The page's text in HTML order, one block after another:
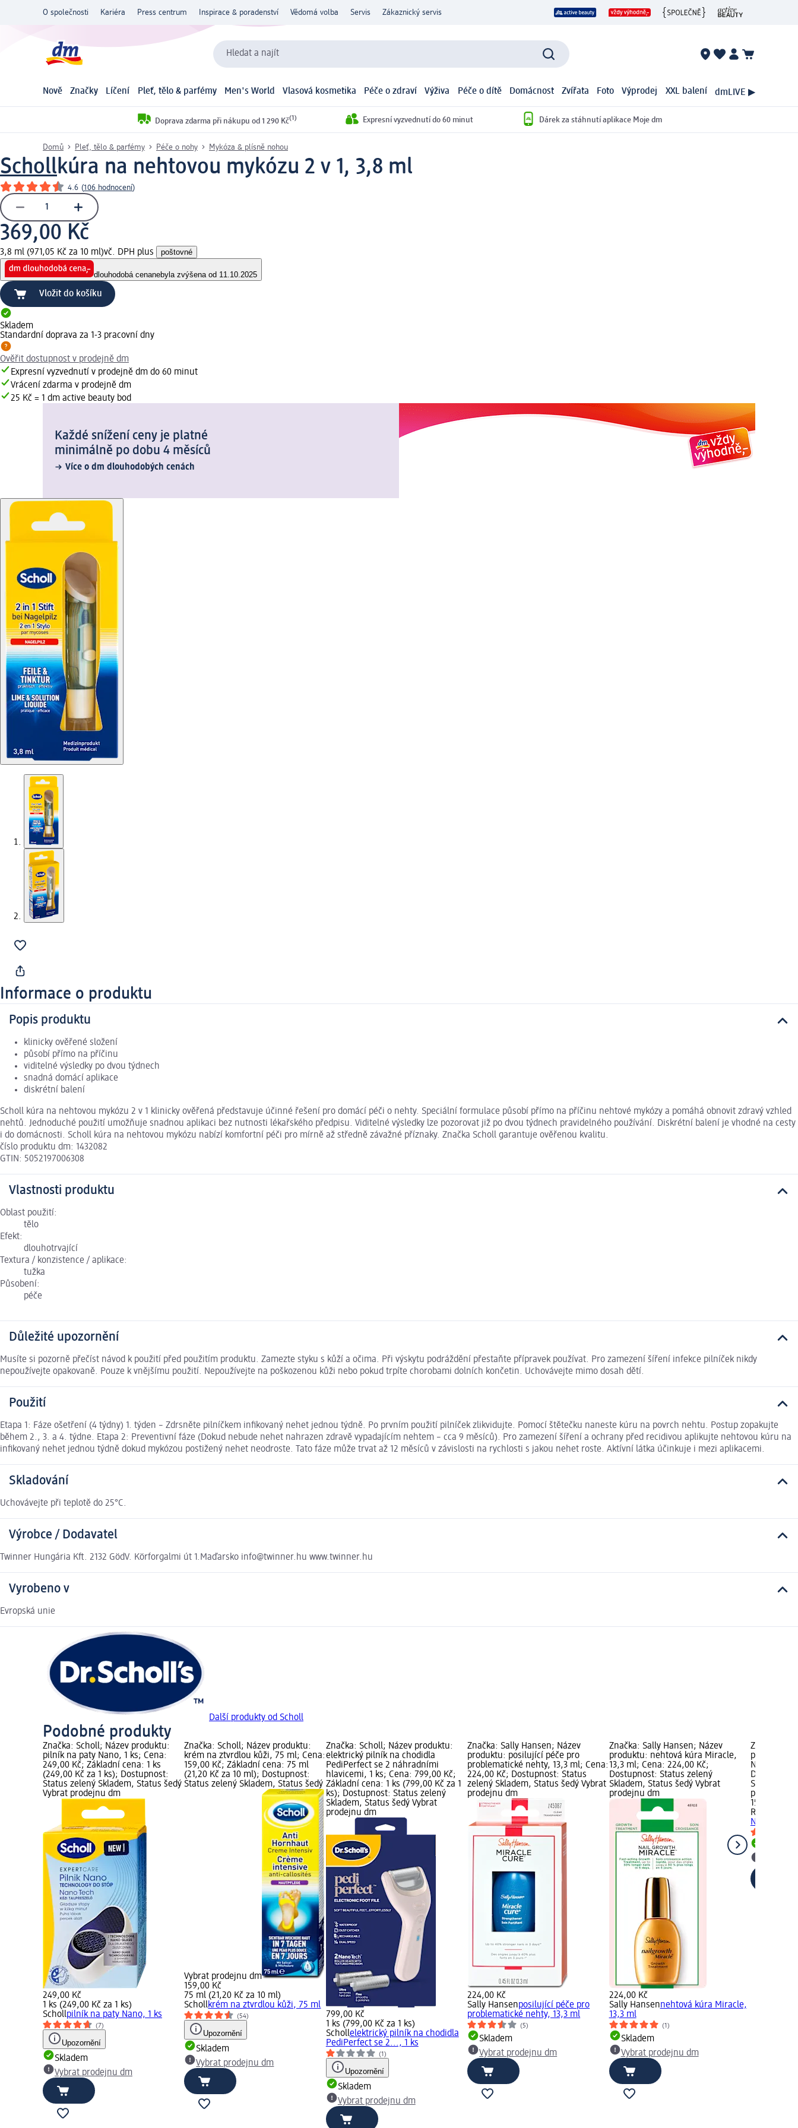
O společnosti Kariéra Press centrum Inspirace & poradenství Vědomá volba Servis Zákaznický servis
Hledat a najít
Nově Značky Líčení Pleť, tělo & parfémy Men's World Vlasová kosmetika Péče o zdraví Výživa Péče o dítě Domácnost Zvířata Foto Výprodej XXL balení dmLIVE ▶
Doprava zdarma při nákupu od 1 290 Kč(1) Expresní vyzvednutí do 60 minut Dárek za stáhnutí aplikace Moje dm
Domů Pleť, tělo & parfémy Péče o nohy Mykóza & plísně nohou
Schollkúra na nehtovou mykózu 2 v 1, 3,8 ml
4.6 (106 hodnocení)
369,00 Kč
3,8 ml (971,05 Kč za 10 ml)vč. DPH plus poštovné
dlouhodobá cenanebyla zvýšena od 11.10.2025
Vložit do košíku
Skladem
Standardní doprava za 1-3 pracovní dny
Ověřit dostupnost v prodejně dm
Expresní vyzvednutí v prodejně dm do 60 minut
Vrácení zdarma v prodejně dm
25 Kč = 1 dm active beauty bod
Každé snížení ceny je platné
minimálně po dobu 4 měsíců
Více o dm dlouhodobých cenách
Informace o produktu
Popis produktu
klinicky ověřené složení
působí přímo na příčinu
viditelné výsledky po dvou týdnech
snadná domácí aplikace
diskrétní balení
Scholl kúra na nehtovou mykózu 2 v 1 klinicky ověřená představuje účinné řešení pro domácí péči o nehty. Speciální formulace působí přímo na příčinu nehtové mykózy a pomáhá obnovit zdravý vzhled
nehtů. Jednoduché použití umožňuje snadnou aplikaci bez nutnosti lékařského předpisu. Viditelné výsledky lze pozorovat již po dvou týdnech pravidelného používání. Diskrétní balení je vhodné na cesty
i do domácnosti. Scholl kúra na nehtovou mykózu nabízí komfortní péči pro mírně až středně závažné příznaky. Značka Scholl garantuje ověřenou kvalitu.
číslo produktu dm: 1432082
GTIN: 5052197006308
Vlastnosti produktu
Oblast použití:
tělo
Efekt:
dlouhotrvající
Textura / konzistence / aplikace:
tužka
Působení:
péče
Důležité upozornění
Musíte si pozorně přečíst návod k použití před použitím produktu. Zamezte styku s kůží a očima. Při výskytu podráždění přestaňte přípravek používat. Pro zamezení šíření infekce pilníček nikdy
nepoužívejte opakovaně. Pouze k vnějšímu použití. Nepoužívejte na poškozenou kůži nebo pokud trpíte chorobami dolních končetin. Uchovávejte mimo dosah dětí.
Použití
Etapa 1: Fáze ošetření (4 týdny) 1. týden – Zdrsněte pilníčkem infikovaný nehet jednou týdně. Po prvním použití pilníček zlikvidujte. Pomocí štětečku naneste kúru na povrch nehtu. Postup zopakujte
během 2., 3. a 4. týdne. Etapa 2: Preventivní fáze (Dokud nebude nehet nahrazen zdravě vypadajícím nehtem – cca 9 měsíců). Pro zamezení šíření a ochrany před recidivou aplikujte nehtovou kúru na
infikovaný nehet jednou týdně dokud mykózou postižený nehet neodroste. Tato fáze může trvat až 12 měsíců v závislosti na rychlosti s jakou nehet roste. Aktívní látka účinkuje i mezi aplikacemi.
Skladování
Uchovávejte při teplotě do 25°C.
Výrobce / Dodavatel
Twinner Hungária Kft. 2132 GödV. Körforgalmi út 1.Maďarsko info@twinner.hu www.twinner.hu
Vyrobeno v
Evropská unie
Další produkty od Scholl
Podobné produkty
Značka: Scholl; Název produktu:
pilník na paty Nano, 1 ks; Cena:
249,00 Kč; Základní cena: 1 ks
(249,00 Kč za 1 ks); Dostupnost:
Status zelený Skladem, Status šedý
Vybrat prodejnu dm
249,00 Kč
1 ks (249,00 Kč za 1 ks)
Schollpilník na paty Nano, 1 ks
(7)
Upozornění
Skladem
Vybrat prodejnu dm
Značka: Scholl; Název produktu:
krém na ztvrdlou kůži, 75 ml; Cena:
159,00 Kč; Základní cena: 75 ml
(21,20 Kč za 10 ml); Dostupnost:
Status zelený Skladem, Status šedý
Vybrat prodejnu dm
159,00 Kč
75 ml (21,20 Kč za 10 ml)
Schollkrém na ztvrdlou kůži, 75 ml
(54)
Upozornění
Skladem
Vybrat prodejnu dm
Značka: Scholl; Název produktu:
elektrický pilník na chodidla
PediPerfect se 2 náhradními
hlavicemi, 1 ks; Cena: 799,00 Kč;
Základní cena: 1 ks (799,00 Kč za 1
ks); Dostupnost: Status zelený
Skladem, Status šedý Vybrat
prodejnu dm
799,00 Kč
1 ks (799,00 Kč za 1 ks)
Schollelektrický pilník na chodidla
PediPerfect se 2..., 1 ks
(1)
Upozornění
Skladem
Vybrat prodejnu dm
Značka: Sally Hansen; Název
produktu: posilující péče pro
problematické nehty, 13,3 ml; Cena:
224,00 Kč; Dostupnost: Status
zelený Skladem, Status šedý Vybrat
prodejnu dm
224,00 Kč
Sally Hansenposilující péče pro
problematické nehty, 13,3 ml
(5)
Skladem
Vybrat prodejnu dm
Značka: Sally Hansen; Název
produktu: nehtová kúra Miracle,
13,3 ml; Cena: 224,00 Kč;
Dostupnost: Status zelený
Skladem, Status šedý Vybrat
prodejnu dm
224,00 Kč
Sally Hansennehtová kúra Miracle,
13,3 ml
(1)
Skladem
Vybrat prodejnu dm
Značka:
produktu:
Nurse 2 v
Skladem,
prodejnu
159,00 Kč
RIMMEL
Nurse 2 v